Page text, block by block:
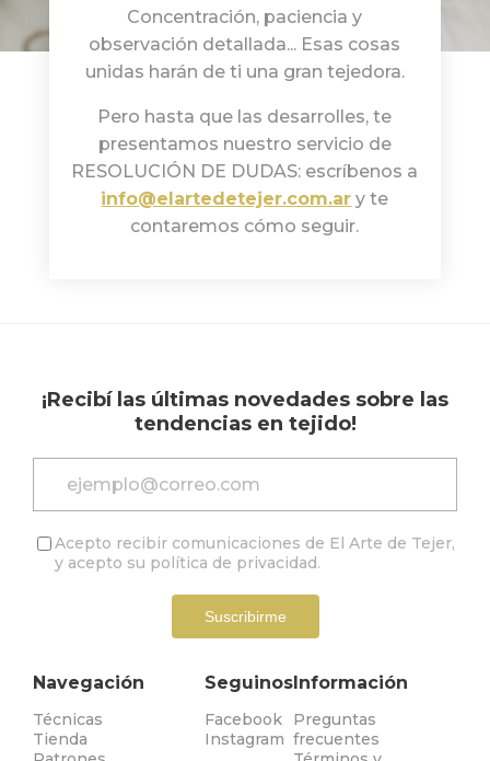
Concentración, paciencia y
observación detallada... Esas cosas
unidas harán de ti una gran tejedora.
Pero hasta que las desarrolles, te
presentamos nuestro servicio de
RESOLUCIÓN DE DUDAS: escríbenos a
info@elartedetejer.com.ar y te
contaremos cómo seguir.
¡Recibí las últimas novedades sobre las
tendencias en tejido!
Acepto recibir comunicaciones de El Arte de Tejer,
y acepto su política de privacidad.
Suscribirme
Navegación
Técnicas
Tienda
Seguinos
Facebook
Instagram
Información
Preguntas
frecuentes